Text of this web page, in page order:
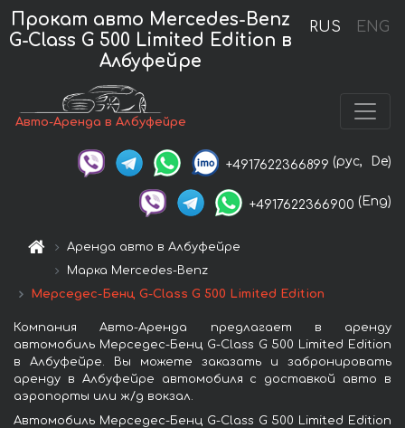
RUS ENG
Прокат авто Mercedes-Benz
G-Class G 500 Limited Edition в
Албуфейре
Авто-Аренда в Албуфейре
+4917622366899 (рус, De)
+4917622366900 (Eng)
Аренда авто в Албуфейре
Марка Mercedes-Benz
Мерседес-Бенц G-Class G 500 Limited Edition
Компания Авто-Аренда предлагает в аренду
автомобиль Мерседес-Бенц G-Class G 500 Limited Edition
в Албуфейре. Вы можете заказать и забронировать
аренду в Албуфейре автомобиля с доставкой авто в
аэропорты или ж/д вокзал.
Автомобиль Мерседес-Бенц G-Class G 500 Limited Edition